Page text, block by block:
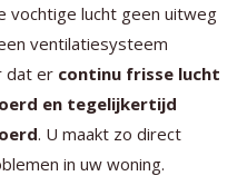
vochtige lucht geen uitweg
ventilatiesysteem
dat er continu frisse lucht
en tegelijkertijd
. U maakt zo direct
in uw woning.